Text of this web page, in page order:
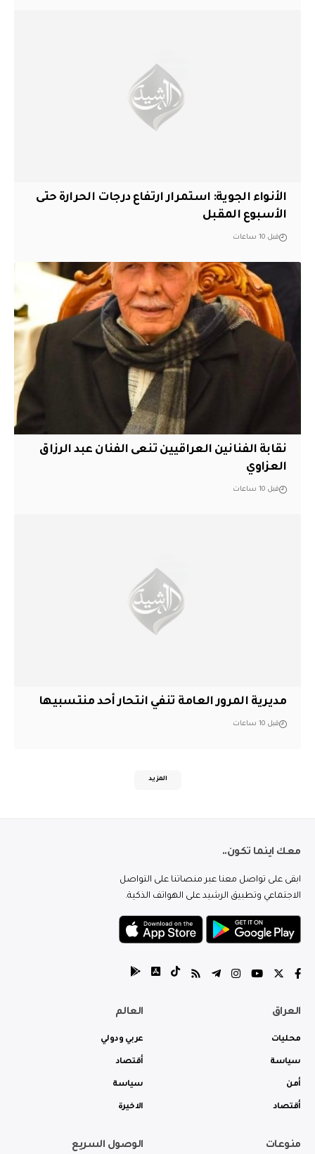
الأنواء الجوية: استمرار ارتفاع درجات الحرارة حتى
الأسبوع المقبل
قبل 10 ساعات
نقابة الفنانين العراقيين تنعى الفنان عبد الرزاق
العزاوي
قبل 10 ساعات
مديرية المرور العامة تنفي انتحار أحد منتسبيها
قبل 10 ساعات
المزيد
معك اينما تكون..
ابقى على تواصل معنا عبر منصاتنا على التواصل
الاجتماعي وتطبيق الرشيد على الهواتف الذكية.
العراق
محليات
سياسة
أمن
أقتصاد
العالم
عربي ودولي
أقتصاد
سياسة
الاخيرة
منوعات الوصول السريع